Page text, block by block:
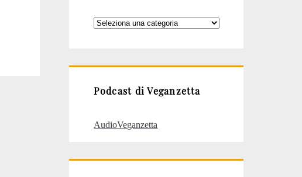
Categorie
Podcast di Veganzetta
AudioVeganzetta